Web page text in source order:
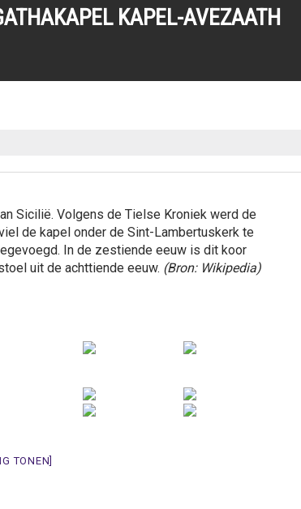
KAPEL-AVEZAATH
Sicilië. Volgens de Tielse Kroniek werd de
de kapel onder de Sint-Lambertuskerk te
In de zestiende eeuw is dit koor
uit de achttiende eeuw. (Bron: Wikipedia)
TONEN]